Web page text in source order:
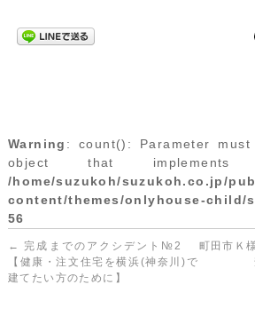
Warning : count(): Parameter
object that implements
/home/suzukoh/suzukoh.co.jp/
content/themes/onlyhouse-child/
56
←
完成までのアクシデント№2
【健康・注文住宅を横浜(神奈川)で
建てたい方のために】
町田市Ｋ